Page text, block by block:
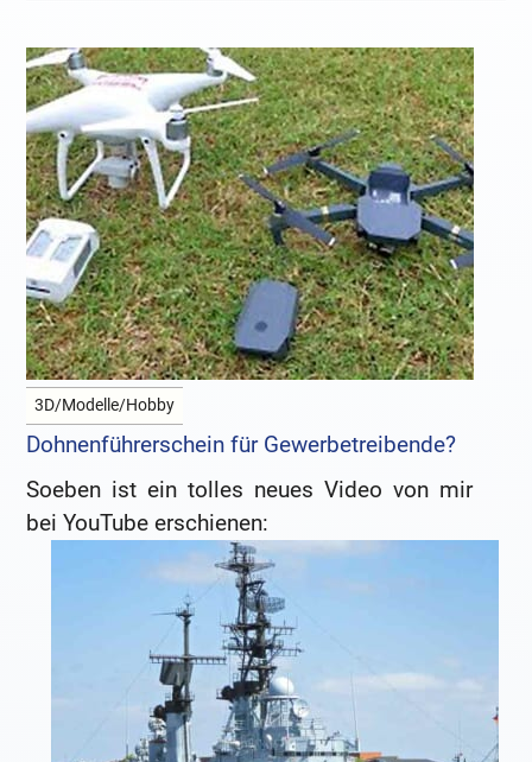
3D/Modelle/Hobby
Dohnenführerschein für Gewerbetreibende?
Soeben ist ein tolles neues Video von mir
bei YouTube erschienen: